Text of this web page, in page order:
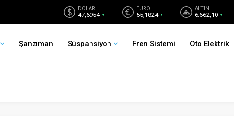
DOLAR
47,6954
EURO
55,1824
ALTIN
6.662,10
Şanzıman Süspansiyon Fren Sistemi Oto Elektrik